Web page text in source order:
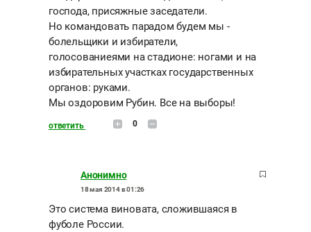
господа, присяжные заседатели.
Но командовать парадом будем мы -
болельщики и избиратели,
голосованиеями на стадионе: ногами и на
избирательных участках государственных
органов: руками.
Мы оздоровим Рубин. Все на выборы!
ответить 0
Анонимно
18 мая 2014 в 01:26
Это система виновата, сложившаяся в
фуболе России.